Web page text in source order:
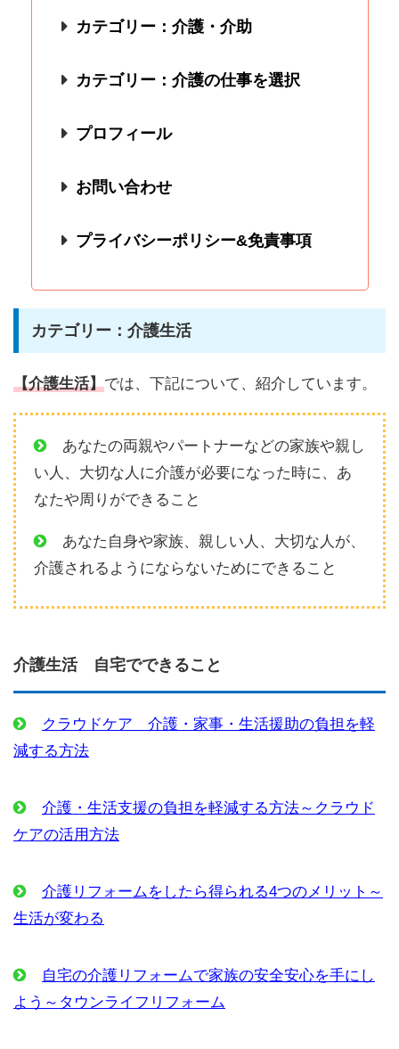
カテゴリー：介護・介助
カテゴリー：介護の仕事を選択
プロフィール
お問い合わせ
プライバシーポリシー&免責事項
カテゴリー：介護生活
【介護生活】では、下記について、紹介しています。
あなたの両親やパートナーなどの家族や親し
い人、大切な人に介護が必要になった時に、あ
なたや周りができること
あなた自身や家族、親しい人、大切な人が、
介護されるようにならないためにできること
介護生活 自宅でできること
クラウドケア 介護・家事・生活援助の負担を軽
減する方法
介護・生活支援の負担を軽減する方法～クラウド
ケアの活用方法
介護リフォームをしたら得られる4つのメリット～
生活が変わる
自宅の介護リフォームで家族の安全安心を手にし
よう～タウンライフリフォーム